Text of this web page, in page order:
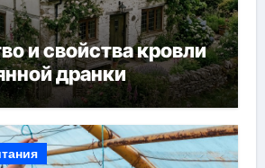
и свойства кровли
дранки